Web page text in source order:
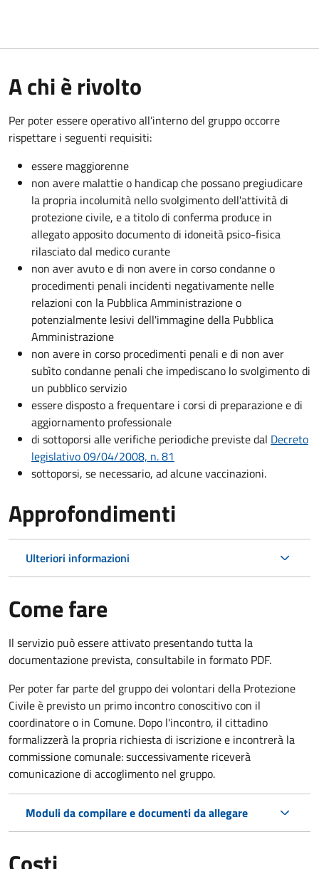
A chi è rivolto
Per poter essere operativo all’interno del gruppo occorre
rispettare i seguenti requisiti:
essere maggiorenne
non avere malattie o handicap che possano pregiudicare
la propria incolumità nello svolgimento dell'attività di
protezione civile, e a titolo di conferma produce in
allegato apposito documento di idoneità psico-fisica
rilasciato dal medico curante
non aver avuto e di non avere in corso condanne o
procedimenti penali incidenti negativamente nelle
relazioni con la Pubblica Amministrazione o
potenzialmente lesivi dell'immagine della Pubblica
Amministrazione
non avere in corso procedimenti penali e di non aver
subìto condanne penali che impediscano lo svolgimento di
un pubblico servizio
essere disposto a frequentare i corsi di preparazione e di
aggiornamento professionale
di sottoporsi alle verifiche periodiche previste dal Decreto
legislativo 09/04/2008, n. 81
sottoporsi, se necessario, ad alcune vaccinazioni.
Approfondimenti
Ulteriori informazioni
Come fare
Il servizio può essere attivato presentando tutta la
documentazione prevista, consultabile in formato PDF.
Per poter far parte del gruppo dei volontari della Protezione
Civile è previsto un primo incontro conoscitivo con il
coordinatore o in Comune. Dopo l'incontro, il cittadino
formalizzerà la propria richiesta di iscrizione e incontrerà la
commissione comunale: successivamente riceverà
comunicazione di accoglimento nel gruppo.
Moduli da compilare e documenti da allegare